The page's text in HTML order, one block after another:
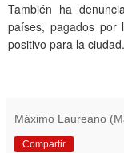
También ha
países, pagados por
positivo para la ciudad.
Máximo Laureano
Compartir